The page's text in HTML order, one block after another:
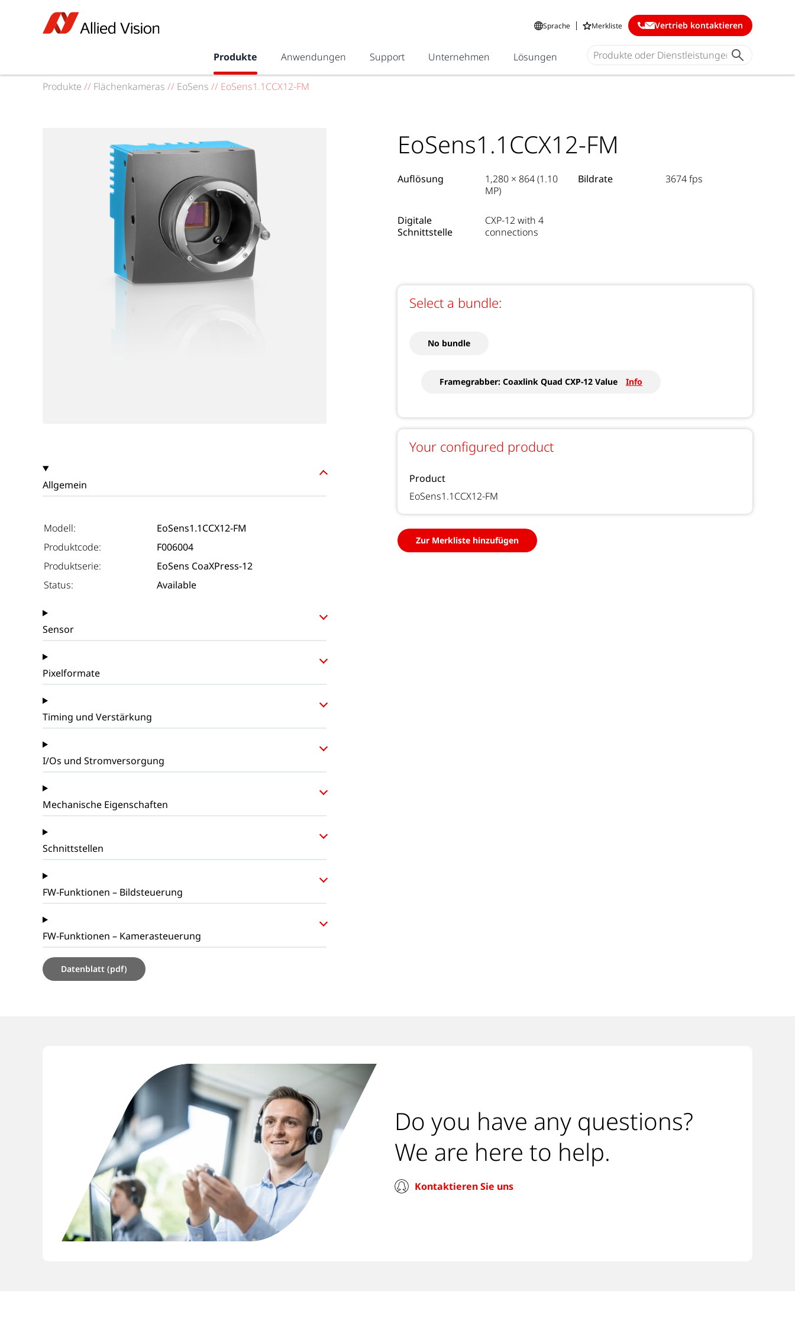
Sprache Merkliste Vertrieb kontaktieren
Produkte Anwendungen Support Unternehmen Lösungen
Produkte // Flächenkameras // EoSens // EoSens1.1CCX12-FM
Allgemein
Modell:
EoSens1.1CCX12-FM
Produktcode:
F006004
Produktserie:
EoSens CoaXPress-12
Status:
Available
Sensor
Pixelformate
Timing und Verstärkung
I/Os und Stromversorgung
Mechanische Eigenschaften
Schnittstellen
FW-Funktionen – Bildsteuerung
FW-Funktionen – Kamerasteuerung
Datenblatt (pdf)
EoSens1.1CCX12-FM
Auflösung
1,280 × 864 (1.10
MP)
Bildrate 3674 fps
Digitale
Schnittstelle
CXP-12 with 4
connections
Select a bundle:
No bundle
Framegrabber: Coaxlink Quad CXP-12 Value Info
Your configured product
Product
EoSens1.1CCX12-FM
Zur Merkliste hinzufügen
Do you have any questions?
We are here to help.
Kontaktieren Sie uns